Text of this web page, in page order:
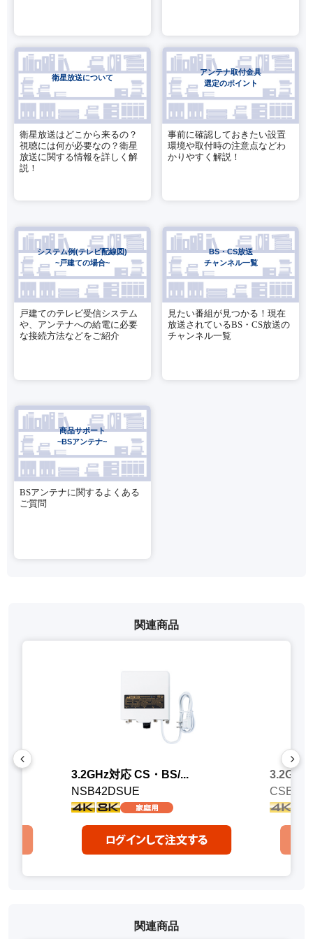
衛星放送について
衛星放送はどこから来るの？
視聴には何が必要なの？衛星
放送に関する情報を詳しく解
説！
アンテナ取付金具
選定のポイント
事前に確認しておきたい設置
環境や取付時の注意点などわ
かりやすく解説！
システム例(テレビ配線図)
~戸建ての場合~
戸建てのテレビ受信システム
や、アンテナへの給電に必要
な接続方法などをご紹介
BS・CS放送
チャンネル一覧
見たい番組が見つかる！現在
放送されているBS・CS放送の
チャンネル一覧
商品サポート
~BSアンテナ~
BSアンテナに関するよくある
ご質問
関連商品
3.2GHz対応 CS・BS/...
NSB42DSUE
3.2GHz
関連商品